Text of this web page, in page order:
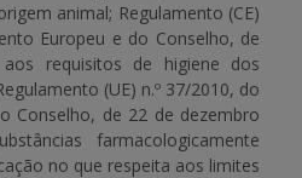
animal; Regulamento (CE)
Europeu e do Conselho, de
requisitos de higiene dos
(UE) n.º 37/2010, do
Conselho, de 22 de dezembro
farmacologicamente
no que respeita aos limites